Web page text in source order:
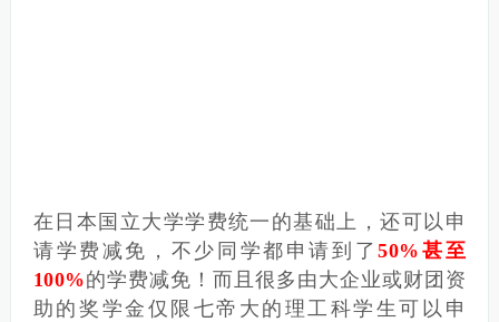
在日本国立大学学费统一的基础上，还可以申
请学费减免，不少同学都申请到了50%甚至
100%的学费减免！而且很多由大企业或财团资
助的奖学金仅限七帝大的理工科学生可以申